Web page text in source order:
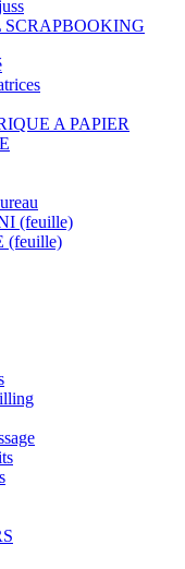
A PAPIER
(feuille)
(feuille)